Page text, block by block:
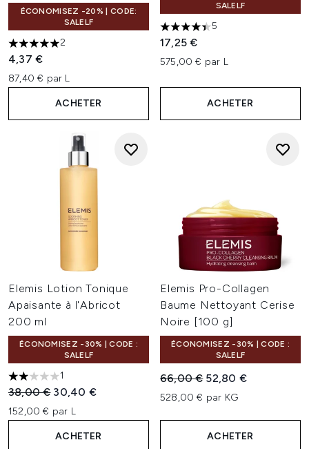
ÉCONOMISEZ -20% | CODE:
SALELF
5 étoiles sur un maximum de 5
2
4,37 €
87,40 € par L
ACHETER
SALELF
4.4 étoiles sur un maximum
5
17,25 €
575,00 € par L
ACHETER
Elemis Lotion Tonique
Apaisante à l'Abricot
200 ml
ÉCONOMISEZ -30% | CODE :
SALELF
2 étoiles sur un maximum de 5
1
Prix de vente :
38,00 € Prix ​​actuel :
30,40 €
152,00 € par L
ACHETER
Elemis Pro-Collagen
Baume Nettoyant Cerise
Noire [100 g]
ÉCONOMISEZ -30% | CODE :
SALELF
Prix de vente :
66,00 € Prix ​​actuel :
52,80 €
528,00 € par KG
ACHETER